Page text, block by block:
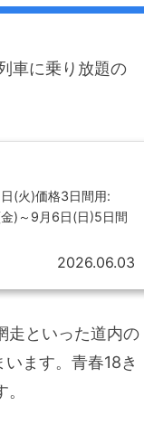
車に乗り放題の
(火)価格3日間用:
)～9月6日(日)5日間
2026.06.03
走といった道内の
ます。青春18き